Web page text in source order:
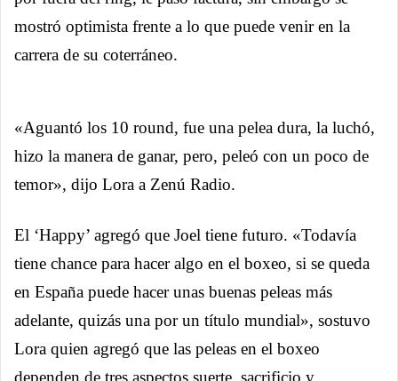
mostró optimista frente a lo que puede venir en la
carrera de su coterráneo.
«Aguantó los 10 round, fue una pelea dura, la luchó,
hizo la manera de ganar, pero, peleó con un poco de
temor», dijo Lora a Zenú Radio.
El ‘Happy’ agregó que Joel tiene futuro. «Todavía
tiene chance para hacer algo en el boxeo, si se queda
en España puede hacer unas buenas peleas más
adelante, quizás una por un título mundial», sostuvo
Lora quien agregó que las peleas en el boxeo